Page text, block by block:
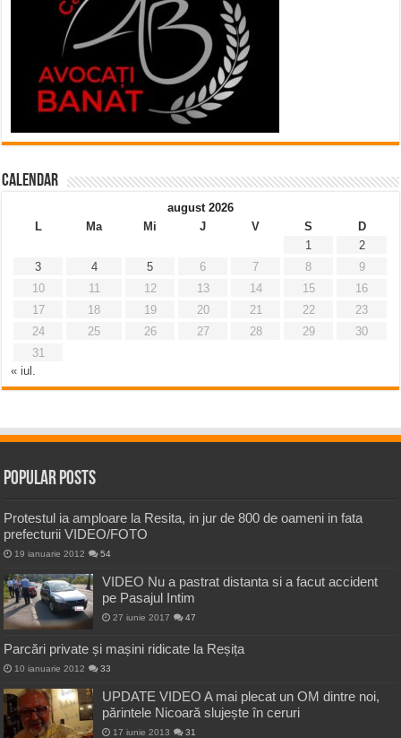
Calendar
august 2026
L
Ma Mi J V S
D
1
2
3
4 5 6 7 8
9
10
11 12 13 14 15
16
17
18 19 20 21 22
23
24
25 26 27 28 29
30
31
« iul.
Popular Posts
Protestul ia amploare la Resita, in jur de 800 de oameni in fata
prefecturii VIDEO/FOTO
19 ianuarie 2012 54
VIDEO Nu a pastrat distanta si a facut accident
pe Pasajul Intim
27 iunie 2017 47
Parcări private și mașini ridicate la Reșița
10 ianuarie 2012 33
UPDATE VIDEO A mai plecat un OM dintre noi,
părintele Nicoară slujește în ceruri
17 iunie 2013 31